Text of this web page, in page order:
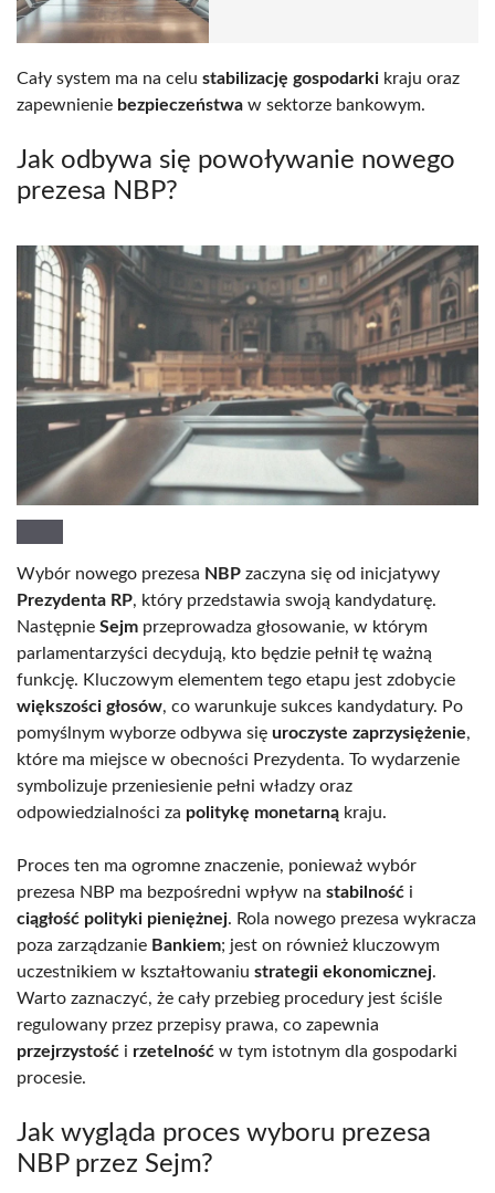
Cały system ma na celu stabilizację gospodarki kraju oraz
zapewnienie bezpieczeństwa w sektorze bankowym.
Jak odbywa się powoływanie nowego
prezesa NBP?
Wybór nowego prezesa NBP zaczyna się od inicjatywy
Prezydenta RP, który przedstawia swoją kandydaturę.
Następnie Sejm przeprowadza głosowanie, w którym
parlamentarzyści decydują, kto będzie pełnił tę ważną
funkcję. Kluczowym elementem tego etapu jest zdobycie
większości głosów, co warunkuje sukces kandydatury. Po
pomyślnym wyborze odbywa się uroczyste zaprzysiężenie,
które ma miejsce w obecności Prezydenta. To wydarzenie
symbolizuje przeniesienie pełni władzy oraz
odpowiedzialności za politykę monetarną kraju.
Proces ten ma ogromne znaczenie, ponieważ wybór
prezesa NBP ma bezpośredni wpływ na stabilność i
ciągłość polityki pieniężnej. Rola nowego prezesa wykracza
poza zarządzanie Bankiem; jest on również kluczowym
uczestnikiem w kształtowaniu strategii ekonomicznej.
Warto zaznaczyć, że cały przebieg procedury jest ściśle
regulowany przez przepisy prawa, co zapewnia
przejrzystość i rzetelność w tym istotnym dla gospodarki
procesie.
Jak wygląda proces wyboru prezesa
NBP przez Sejm?